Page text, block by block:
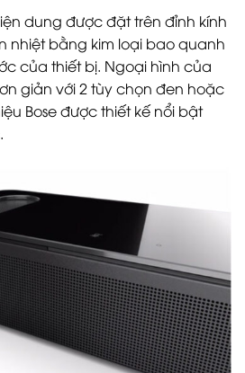
dung được đặt trên đỉnh kính
nhiệt bằng kim loại bao quanh
của thiết bị. Ngoại hình của
giản với 2 tùy chọn đen hoặc
Bose được thiết kế nổi bật